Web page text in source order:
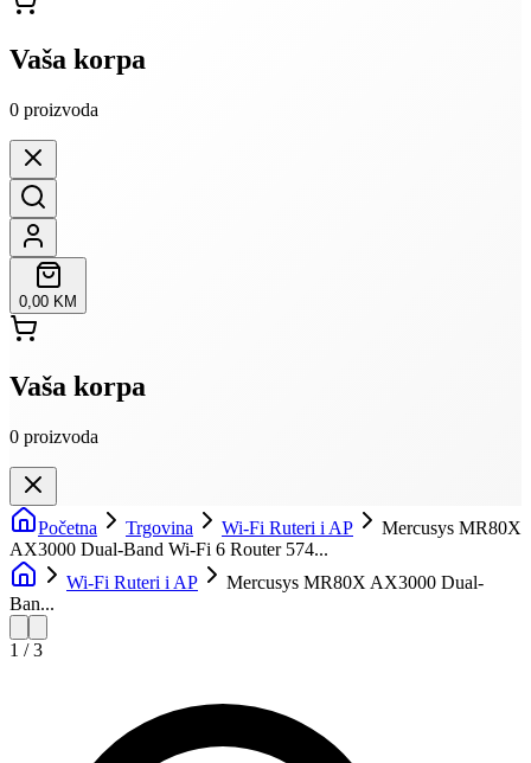
Vaša korpa
0 proizvoda
0,00 KM
Vaša korpa
0 proizvoda
Početna Trgovina Wi-Fi Ruteri i AP
Mercusys MR80X
AX3000 Dual-Band Wi-Fi 6 Router 574...
Wi-Fi Ruteri i AP
Mercusys MR80X AX3000 Dual-
Ban...
1 /3